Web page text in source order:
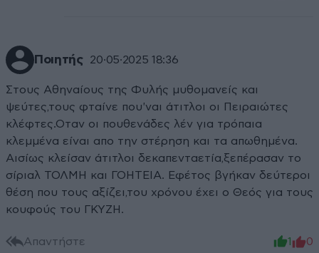
Ποιητής 20·05·2025 18:36
Στους Αθηναίους της Φυλής μυθομανείς και
ψεύτες,τους φταίνε που'ναι άτιτλοι οι Πειραιώτες
κλέφτες.Οταν οι πουθενάδες λέν για τρόπαια
κλεμμένα είναι απο την στέρηση και τα απωθημένα.
Αισίως κλείσαν άτιτλοι δεκαπενταετία,ξεπέρασαν το
σίριαλ ΤΟΛΜΗ και ΓΟΗΤΕΙΑ. Εφέτος βγήκαν δεύτεροι
θέση που τους αξίζει,του χρόνου έχει ο Θεός για τους
κουφούς του ΓΚΥΖΗ.
Απαντήστε 1 0